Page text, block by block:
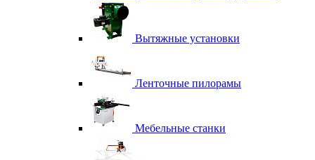
Вытяжные установки
Ленточные пилорамы
Мебельные станки